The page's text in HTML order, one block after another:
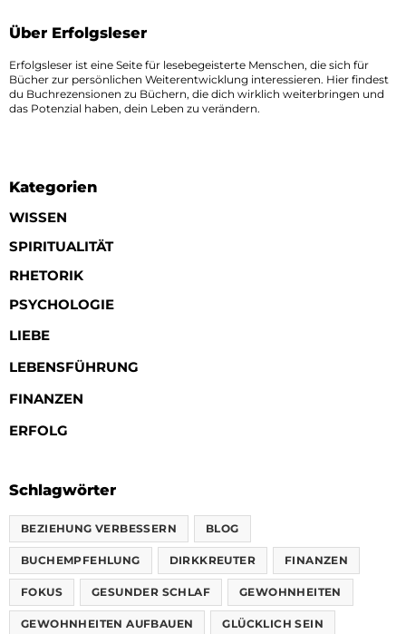
Über Erfolgsleser
Erfolgsleser ist eine Seite für lesebegeisterte Menschen, die sich für
Bücher zur persönlichen Weiterentwicklung interessieren. Hier findest
du Buchrezensionen zu Büchern, die dich wirklich weiterbringen und
das Potenzial haben, dein Leben zu verändern.
Kategorien
WISSEN
SPIRITUALITÄT
RHETORIK
PSYCHOLOGIE
LIEBE
LEBENSFÜHRUNG
FINANZEN
ERFOLG
Schlagwörter
BEZIEHUNG VERBESSERN BLOG
BUCHEMPFEHLUNG DIRKKREUTER FINANZEN
FOKUS GESUNDER SCHLAF GEWOHNHEITEN
GEWOHNHEITEN AUFBAUEN GLÜCKLICH SEIN